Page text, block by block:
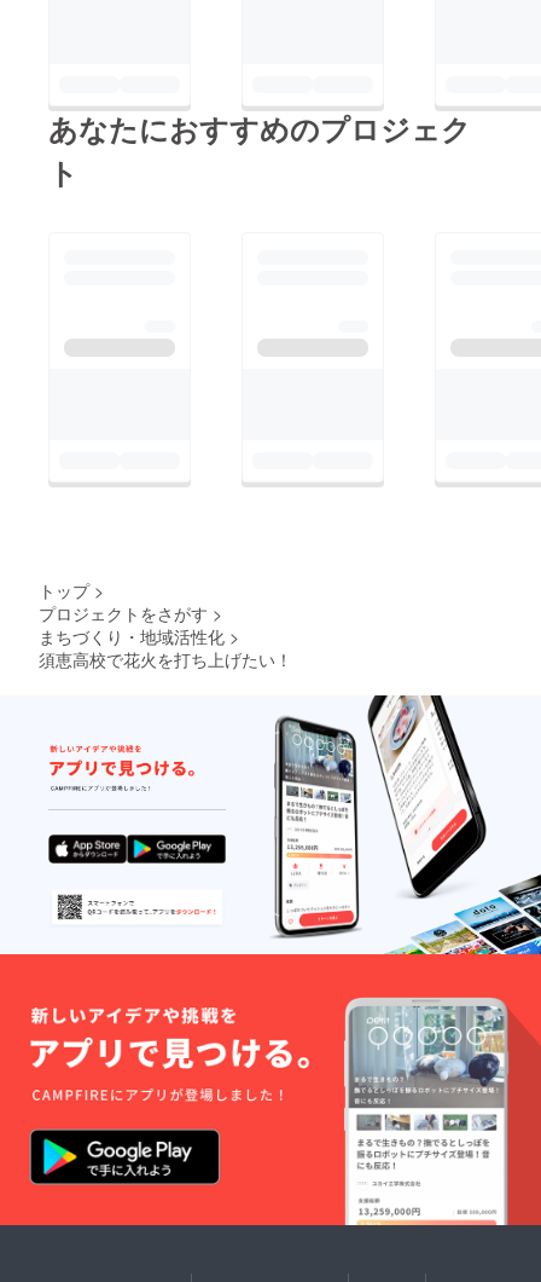
あなたにおすすめのプロジェク
ト
トップ >
プロジェクトをさがす >
まちづくり・地域活性化 >
須恵高校で花火を打ち上げたい！